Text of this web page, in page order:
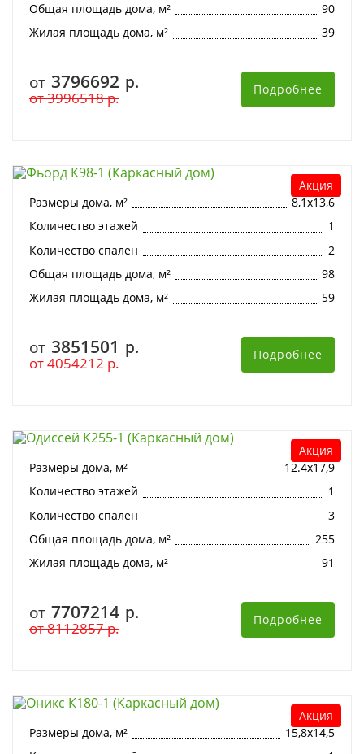
Общая площадь дома, м²
90
Жилая площадь дома, м²
39
от 3796692 р.
от3996518р. Подробнее
Акция
Размеры дома, м²
8,1х13,6
Количество этажей
1
Количество спален
2
Общая площадь дома, м²
98
Жилая площадь дома, м²
59
от 3851501 р.
от4054212р. Подробнее
Акция
Размеры дома, м²
12.4х17,9
Количество этажей
1
Количество спален
3
Общая площадь дома, м²
255
Жилая площадь дома, м²
91
от 7707214 р.
от8112857р. Подробнее
Акция
Размеры дома, м²
15,8х14,5